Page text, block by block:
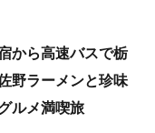
から高速バスで栃
野ラーメンと珍味
ルメ満喫旅